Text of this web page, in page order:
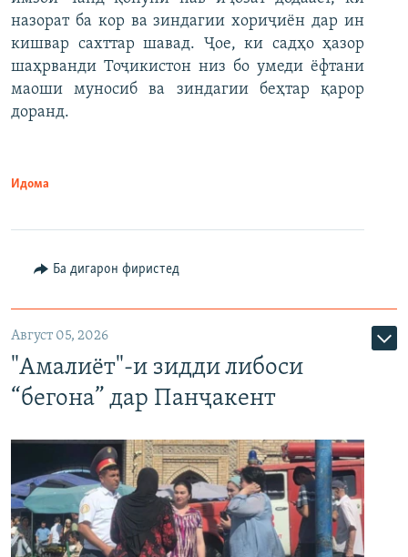
назорат ба кор ва зиндагии хориҷиён дар ин
кишвар сахттар шавад. Ҷое, ки садҳо ҳазор
шаҳрванди Тоҷикистон низ бо умеди ёфтани
маоши муносиб ва зиндагии беҳтар қарор
доранд.
Идома
Ба дигарон фиристед
Август 05, 2026
"Амалиёт"-и зидди либоси
“бегона” дар Панҷакент